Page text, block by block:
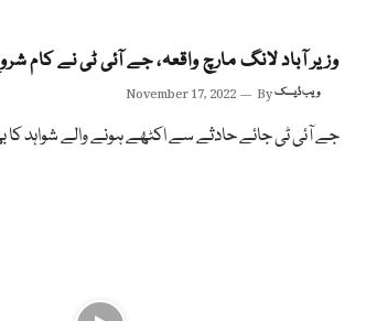
وزیر آباد لانگ مارچ واقعہ، جے آئی ٹی نے کام
November 17, 2022 Byویب ڈیسک
جے آئی ٹی جائے حادثے سے اکٹھے ہونے والے شواہد